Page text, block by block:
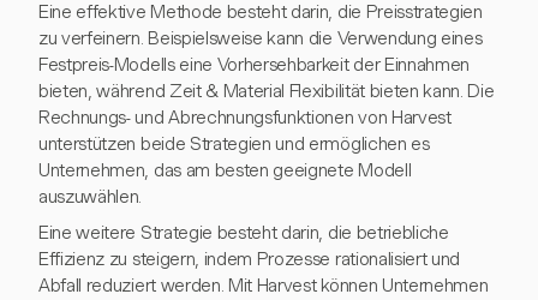
Eine effektive Methode besteht darin, die Preisstrategien
zu verfeinern. Beispielsweise kann die Verwendung eines
Festpreis-Modells eine Vorhersehbarkeit der Einnahmen
bieten, während Zeit & Material Flexibilität bieten kann. Die
Rechnungs- und Abrechnungsfunktionen von Harvest
unterstützen beide Strategien und ermöglichen es
Unternehmen, das am besten geeignete Modell
auszuwählen.
Eine weitere Strategie besteht darin, die betriebliche
Effizienz zu steigern, indem Prozesse rationalisiert und
Abfall reduziert werden. Mit Harvest können Unternehmen